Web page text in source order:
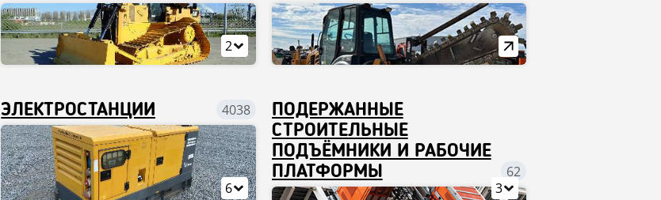
2
ЭЛЕКТРОСТАНЦИИ 4038
6
ПОДЕРЖАННЫЕ
СТРОИТЕЛЬНЫЕ
ПОДЪЁМНИКИ И РАБОЧИЕ
ПЛАТФОРМЫ
62
3